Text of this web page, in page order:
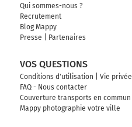
Qui sommes-nous ?
Recrutement
Blog Mappy
Presse
Partenaires
VOS QUESTIONS
Conditions d'utilisation Vie privée
FAQ - Nous contacter
Couverture transports en commun
Mappy photographie votre ville